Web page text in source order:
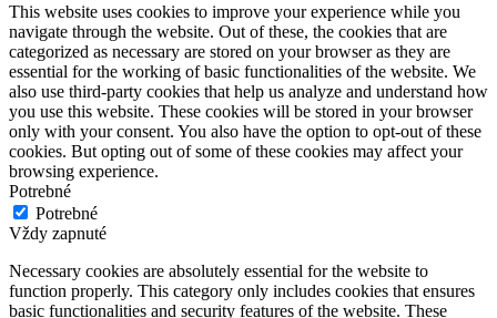
This website uses cookies to improve your experience while you
navigate through the website. Out of these, the cookies that are
categorized as necessary are stored on your browser as they are
essential for the working of basic functionalities of the website. We
also use third-party cookies that help us analyze and understand how
you use this website. These cookies will be stored in your browser
only with your consent. You also have the option to opt-out of these
cookies. But opting out of some of these cookies may affect your
browsing experience.
Potrebné
Potrebné
Vždy zapnuté
Necessary cookies are absolutely essential for the website to
function properly. This category only includes cookies that ensures
basic functionalities and security features of the website. These